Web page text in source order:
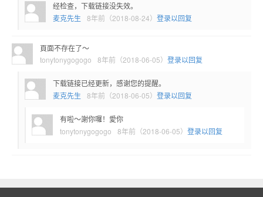
经检查，下载链接没失效。
麦克先生
8年前（2018-08-24） 登录以回复
頁面不存在了～
tonytonygogogo
8年前（2018-06-05） 登录以回复
下载链接已经更新，感谢您的提醒。
麦克先生
8年前（2018-06-05） 登录以回复
有啦～謝你囉！愛你
tonytonygogogo
8年前（2018-06-05） 登录以回复